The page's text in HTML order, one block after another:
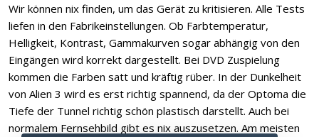
Wir können nix finden, um das Gerät zu kritisieren. Alle Tests
liefen in den Fabrikeinstellungen. Ob Farbtemperatur,
Helligkeit, Kontrast, Gammakurven sogar abhängig von den
Eingängen wird korrekt dargestellt. Bei DVD Zuspielung
kommen die Farben satt und kräftig rüber. In der Dunkelheit
von Alien 3 wird es erst richtig spannend, da der Optoma die
Tiefe der Tunnel richtig schön plastisch darstellt. Auch bei
normalem Fernsehbild gibt es nix auszusetzen. Am meisten